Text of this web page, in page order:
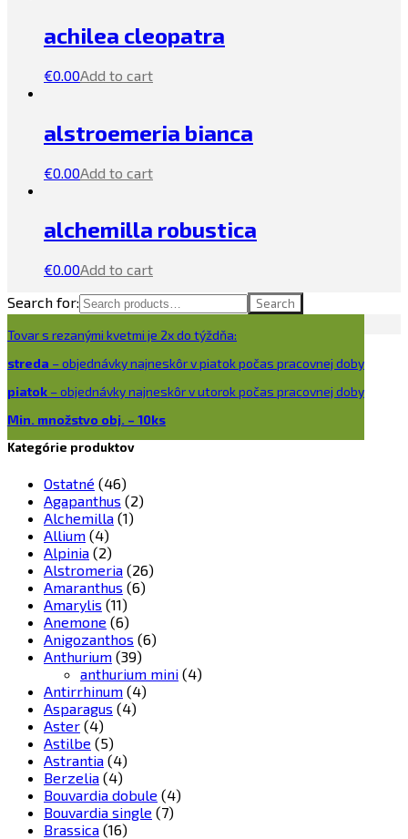
achilea cleopatra
€0.00Add to cart
alstroemeria bianca
€0.00Add to cart
alchemilla robustica
€0.00Add to cart
Search for:
Search
Tovar s rezanými kvetmi je 2x do týždňa:
streda – objednávky najneskôr v piatok počas pracovnej doby
piatok – objednávky najneskôr v utorok počas pracovnej doby
Min. množstvo obj. – 10ks
Kategórie produktov
Ostatné (46)
Agapanthus (2)
Alchemilla (1)
Allium (4)
Alpinia (2)
Alstromeria (26)
Amaranthus (6)
Amarylis (11)
Anemone (6)
Anigozanthos (6)
Anthurium (39)
anthurium mini (4)
Antirrhinum (4)
Asparagus (4)
Aster (4)
Astilbe (5)
Astrantia (4)
Berzelia (4)
Bouvardia dobule (4)
Bouvardia single (7)
Brassica (16)